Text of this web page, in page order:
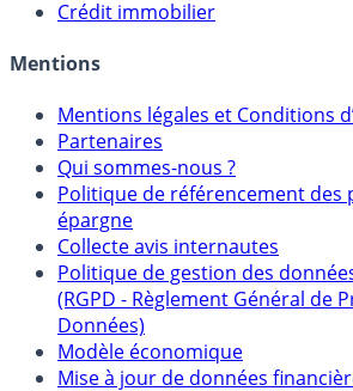
Crédit immobilier
Mentions
Mentions légales et Conditions
Partenaires
Qui sommes-nous ?
Politique de référencement des
épargne
Collecte avis internautes
Politique de gestion des
(RGPD - Règlement Général de
Données)
Modèle économique
Mise à jour de données